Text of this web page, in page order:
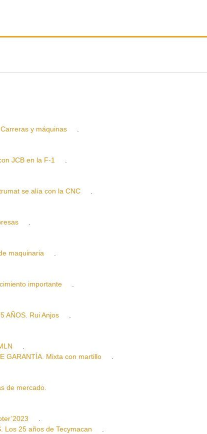
y máquinas
.
JCB en la F-1
.
se alía con la CNC
.
.
maquinaria
.
importante
.
AÑOS. Rui Anjos
.
.
GARANTÍA. Mixta con martillo
.
de mercado.
.
Los 25 años de Tecymacan
.